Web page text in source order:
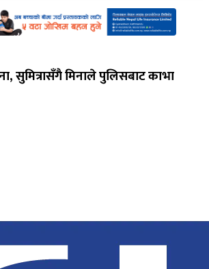
सुमित्रासँगै मिनाले पुलिसबाट काभा